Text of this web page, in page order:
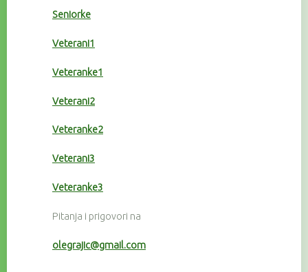
Seniorke
Veterani1
Veteranke1
Veterani2
Veteranke2
Veterani3
Veteranke3
Pitanja i prigovori na
olegrajic@gmail.com